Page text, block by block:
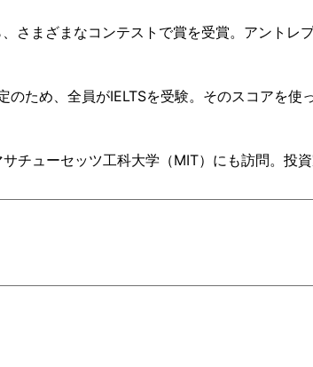
さまざまなコンテストで賞を受賞。アントレ
ため、全員がIELTSを受験。そのスコアを使
チューセッツ工科大学（MIT）にも訪問。投